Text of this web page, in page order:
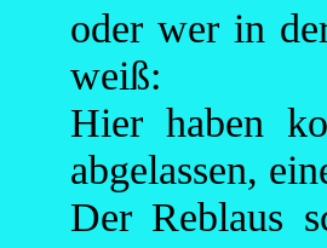
oder wer in
weiß:
Hier haben
abgelassen,
Der Reblaus